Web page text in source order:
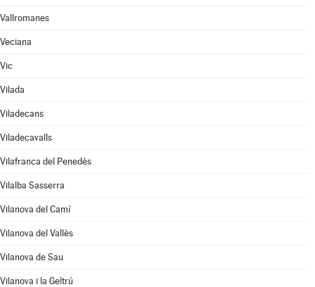
Vallromanes
Veciana
Vic
Vilada
Viladecans
Viladecavalls
Vilafranca del Penedès
Vilalba Sasserra
Vilanova del Camí
Vilanova del Vallès
Vilanova de Sau
Vilanova i la Geltrú